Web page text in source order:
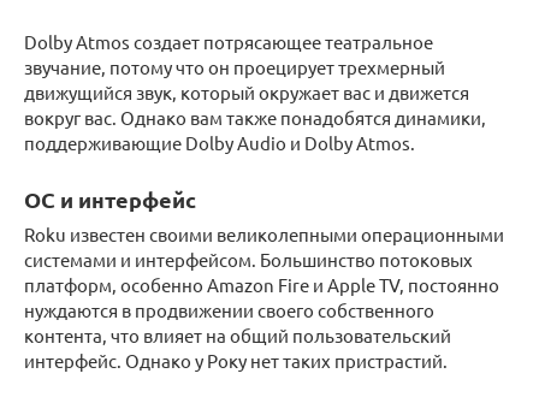
Dolby Atmos создает потрясающее театральное
звучание, потому что он проецирует трехмерный
движущийся звук, который окружает вас и движется
вокруг вас. Однако вам также понадобятся динамики,
поддерживающие Dolby Audio и Dolby Atmos.
ОС и интерфейс
Roku известен своими великолепными операционными
системами и интерфейсом. Большинство потоковых
платформ, особенно Amazon Fire и Apple TV, постоянно
нуждаются в продвижении своего собственного
контента, что влияет на общий пользовательский
интерфейс. Однако у Року нет таких пристрастий.